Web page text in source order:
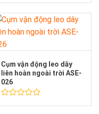
hạng
0
5
sao
Cụm vận động leo dây
liên hoàn ngoài trời ASE-
026